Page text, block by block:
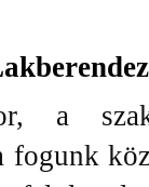
a
fogunk